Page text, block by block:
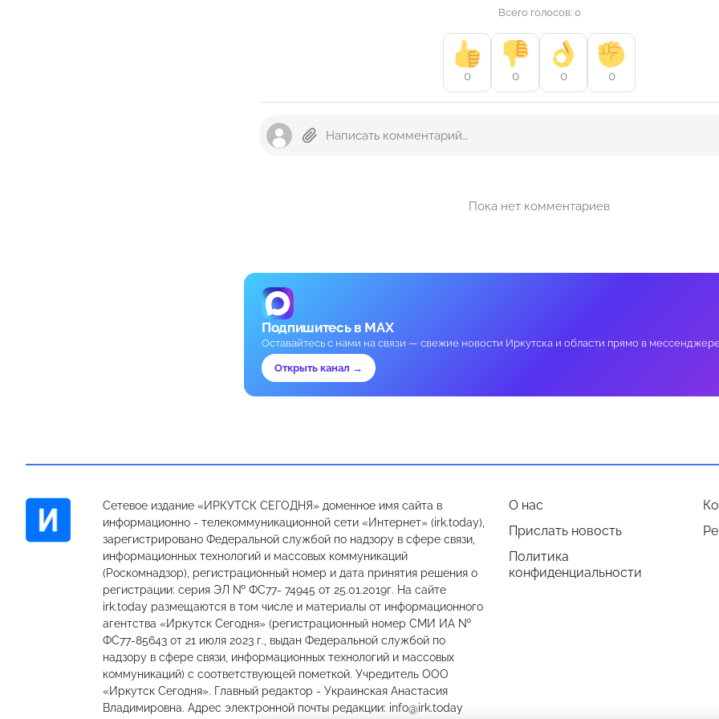
Всего голосов: 0
0 0 0 0
Пока нет комментариев
Подпишитесь в MAX
Оставайтесь с нами на связи — свежие новости Иркутска и области прямо в
Открыть канал →
Сетевое издание «ИРКУТСК СЕГОДНЯ» доменное имя сайта в
информационно - телекоммуникационной сети «Интернет» (irk.today),
зарегистрировано Федеральной службой по надзору в сфере связи,
информационных технологий и массовых коммуникаций
(Роскомнадзор), регистрационный номер и дата принятия решения о
регистрации: серия ЭЛ № ФС77- 74945 от 25.01.2019г. На сайте
irk.today размещаются в том числе и материалы от информационного
агентства «Иркутск Сегодня» (регистрационный номер СМИ ИА №
ФС77-85643 от 21 июля 2023 г., выдан Федеральной службой по
надзору в сфере связи, информационных технологий и массовых
коммуникаций) с соответствующей пометкой. Учредитель ООО
«Иркутск Сегодня». Главный редактор - Украинская Анастасия
Владимировна. Адрес электронной почты редакции: info@irk.today
О нас
Прислать новость
Политика
конфиденциальности